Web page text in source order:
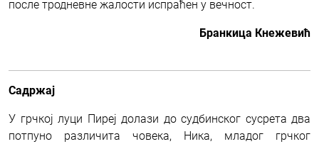
после тродневне жалости испраћен у вечност.
Бранкица Кнежевић
Садржај
У грчкој луци Пиреј долази до судбинског сусрета два
потпуно различита човека, Ника, младог грчког